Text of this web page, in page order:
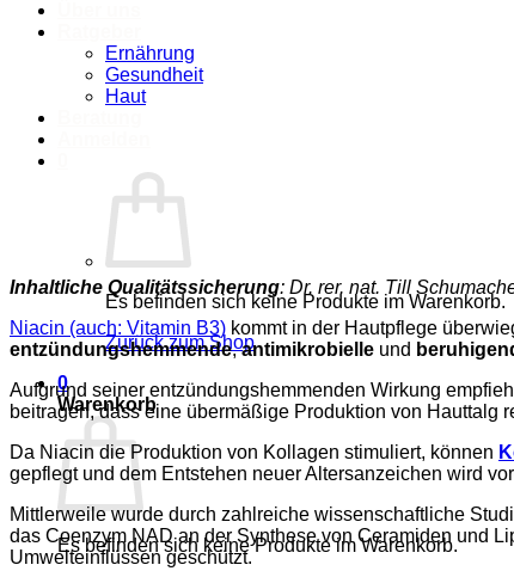
Ernährung
Gesundheit
Haut
Es befinden sich keine Produkte im Warenkorb.
Zurück zum Shop
0
Warenkorb
Es befinden sich keine Produkte im Warenkorb.
Inhaltliche Qualitätssicherung: Dr. rer. nat. Till
Niacin (auch: Vitamin B3) kommt in der Hautpflege
entzündungshemmende,antimikrobielle und
Aufgrund seiner entzündungshemmenden Wirkung
beitragen, dass eine übermäßige Produktion von Hauttalg
Da Niacin die Produktion von Kollagen stimuliert, können
gepflegt und dem Entstehen neuer Altersanzeichen wird
Mittlerweile wurde durch zahlreiche wissenschaftliche
das Coenzym NAD an der Synthese von Ceramiden und
Umwelteinflüssen geschützt.